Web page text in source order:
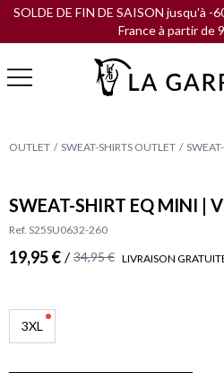
SOLDE DE FIN DE SAISON jusqu'à -
France à partir de
OUTLET SWEAT-SHIRTS OUTLET
SWEAT-SHIRT EQ MINI |
Ref. S25SU0632-260
19,95 € / 34,95 € LIVRAISON
3XL